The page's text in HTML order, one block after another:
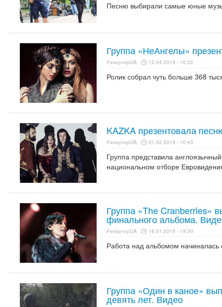
Песню выбирали самые юные
Группа «НеАнгелы»
РепортерUA 12.04.2019 - 10:22
Ролик собрал чуть больше 368
KAZKA презентовала
РепортерUA 01.02.2019 - 10:43
Группа представила
национальном отборе
Группа «The Cranberries»
финального альбома.
РепортерUA 16.01.2019 - 19:30
Работа над альбомом
Группа «Один в каное»
девять лет. Видео